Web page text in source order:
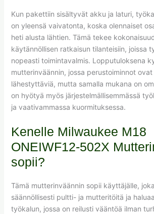
Kun pakettiin sisältyvät akku ja laturi,
on yleensä vaivatonta, koska olennaiset
heti alusta lähtien. Tämä tekee
käytännöllisen ratkaisun tilanteisiin, joissa
nopeasti toimintavalmis. Lopputuloksena
mutterinväännin, jossa perustoiminnot
lähestyttäviä, mutta samalla mukana on
on hyötyä myös järjestelmällisemmässä
ja vaativammassa kuormituksessa.
Kenelle Milwaukee M18
ONEIWF12-502X
sopii?
Tämä mutterinväännin sopii käyttäjälle,
säännöllisesti pultti- ja mutteritöitä ja
työkalun, jossa on reilusti vääntöä ilman